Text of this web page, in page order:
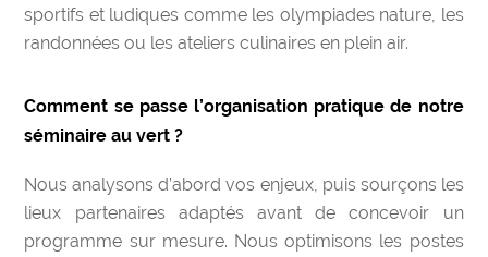
sportifs et ludiques comme les olympiades nature, les
randonnées ou les ateliers culinaires en plein air.
Comment se passe l’organisation pratique de notre
séminaire au vert ?
Nous analysons d’abord vos enjeux, puis sourçons les
lieux partenaires adaptés avant de concevoir un
programme sur mesure. Nous optimisons les postes